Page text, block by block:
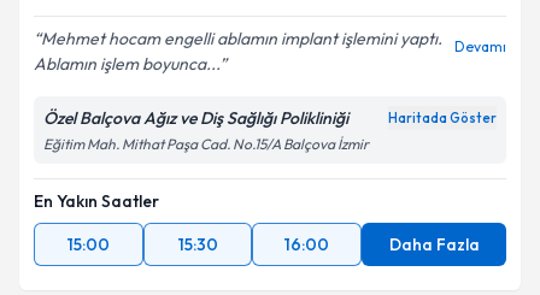
Mehmet hocam engelli ablamın implant işlemini yaptı.
Ablamın işlem boyunca...
Devamı
Özel Balçova Ağız ve Diş Sağlığı Polikliniği Haritada Göster
Eğitim Mah. Mithat Paşa Cad. No.15/A Balçova İzmir
En Yakın Saatler
15:00
15:30 16:00 Daha Fazla